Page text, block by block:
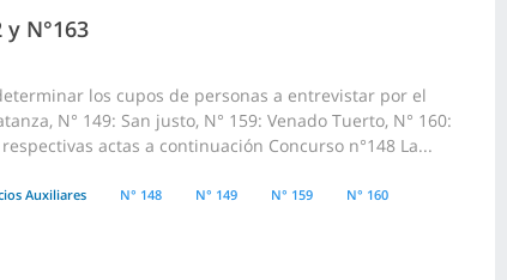
y N°163
los cupos de personas a entrevistar por el
N° 149: San justo, N° 159: Venado Tuerto, N° 160:
actas a continuación Concurso n°148 La...
Auxiliares N° 148 N° 149 N° 159 N° 160